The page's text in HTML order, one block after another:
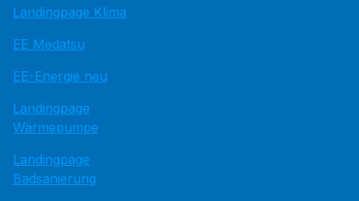
Landingpage Klima
EE Medatsu
EE-Energie neu
Landingpage
Wärmepumpe
Landingpage
Badsanierung